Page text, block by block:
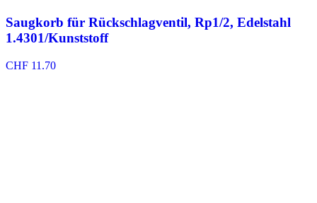
Saugkorb für Rückschlagventil, Rp1/2, Edelstahl
1.4301/Kunststoff
CHF 11.70